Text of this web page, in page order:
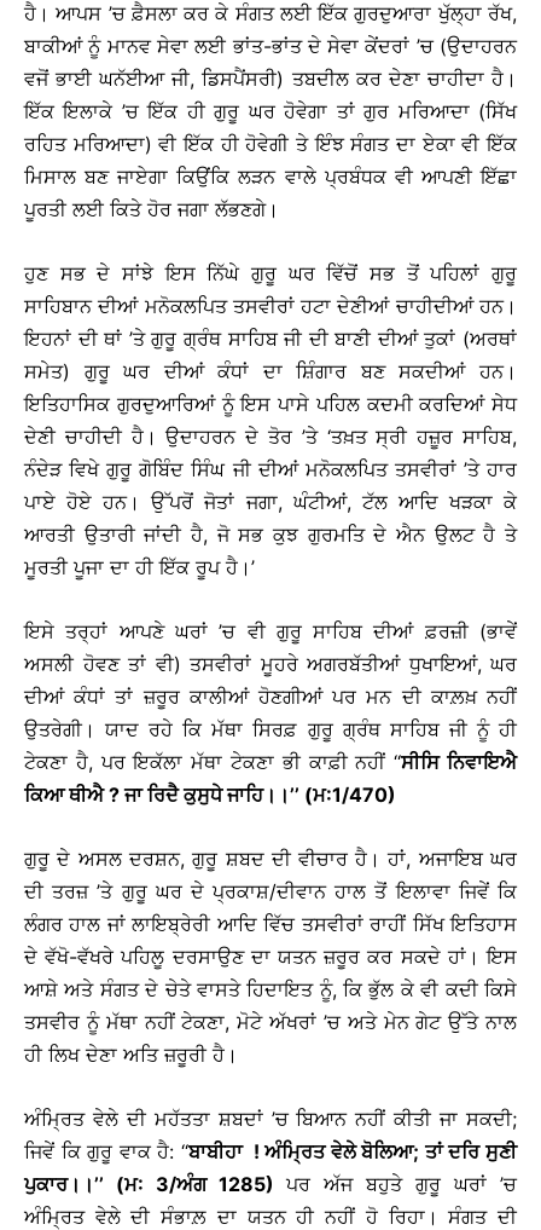
ਹੈ। ਆਪਸ ’ਚ ਫ਼ੈਸਲਾ ਕਰ ਕੇ ਸੰਗਤ ਲਈ ਇੱਕ ਗੁਰਦੁਆਰਾ ਖੁੱਲ੍ਹਾ ਰੱਖ,
ਬਾਕੀਆਂ ਨੂੰ ਮਾਨਵ ਸੇਵਾ ਲਈ ਭਾਂਤ-ਭਾਂਤ ਦੇ ਸੇਵਾ ਕੇਂਦਰਾਂ ’ਚ (ਉਦਾਹਰਨ
ਵਜੋਂ ਭਾਈ ਘਨੱਈਆ ਜੀ, ਡਿਸਪੈਂਸਰੀ) ਤਬਦੀਲ ਕਰ ਦੇਣਾ ਚਾਹੀਦਾ ਹੈ।
ਇੱਕ ਇਲਾਕੇ ’ਚ ਇੱਕ ਹੀ ਗੁਰੂ ਘਰ ਹੋਵੇਗਾ ਤਾਂ ਗੁਰ ਮਰਿਆਦਾ (ਸਿੱਖ
ਰਹਿਤ ਮਰਿਆਦਾ) ਵੀ ਇੱਕ ਹੀ ਹੋਵੇਗੀ ਤੇ ਇੰਝ ਸੰਗਤ ਦਾ ਏਕਾ ਵੀ ਇੱਕ
ਮਿਸਾਲ ਬਣ ਜਾਏਗਾ ਕਿਉਂਕਿ ਲੜਨ ਵਾਲੇ ਪ੍ਰਬੰਧਕ ਵੀ ਆਪਣੀ ਇੱਛਾ
ਪੂਰਤੀ ਲਈ ਕਿਤੇ ਹੋਰ ਜਗਾ ਲੱਭਣਗੇ।
ਹੁਣ ਸਭ ਦੇ ਸਾਂਝੇ ਇਸ ਨਿੱਘੇ ਗੁਰੂ ਘਰ ਵਿੱਚੋਂ ਸਭ ਤੋਂ ਪਹਿਲਾਂ ਗੁਰੂ
ਸਾਹਿਬਾਨ ਦੀਆਂ ਮਨੋਕਲਪਿਤ ਤਸਵੀਰਾਂ ਹਟਾ ਦੇਣੀਆਂ ਚਾਹੀਦੀਆਂ ਹਨ।
ਇਹਨਾਂ ਦੀ ਥਾਂ ’ਤੇ ਗੁਰੂ ਗ੍ਰੰਥ ਸਾਹਿਬ ਜੀ ਦੀ ਬਾਣੀ ਦੀਆਂ ਤੁਕਾਂ (ਅਰਥਾਂ
ਸਮੇਤ) ਗੁਰੂ ਘਰ ਦੀਆਂ ਕੰਧਾਂ ਦਾ ਸ਼ਿੰਗਾਰ ਬਣ ਸਕਦੀਆਂ ਹਨ।
ਇਤਿਹਾਸਿਕ ਗੁਰਦੁਆਰਿਆਂ ਨੂੰ ਇਸ ਪਾਸੇ ਪਹਿਲ ਕਦਮੀ ਕਰਦਿਆਂ ਸੇਧ
ਦੇਣੀ ਚਾਹੀਦੀ ਹੈ। ਉਦਾਹਰਨ ਦੇ ਤੋਰ ’ਤੇ ‘ਤਖ਼ਤ ਸ੍ਰੀ ਹਜ਼ੂਰ ਸਾਹਿਬ,
ਨੰਦੇੜ ਵਿਖੇ ਗੁਰੂ ਗੋਬਿੰਦ ਸਿੰਘ ਜੀ ਦੀਆਂ ਮਨੋਕਲਪਿਤ ਤਸਵੀਰਾਂ ’ਤੇ ਹਾਰ
ਪਾਏ ਹੋਏ ਹਨ। ਉੱਪਰੋਂ ਜੋਤਾਂ ਜਗਾ, ਘੰਟੀਆਂ, ਟੱਲ ਆਦਿ ਖੜਕਾ ਕੇ
ਆਰਤੀ ਉਤਾਰੀ ਜਾਂਦੀ ਹੈ, ਜੋ ਸਭ ਕੁਝ ਗੁਰਮਤਿ ਦੇ ਐਨ ਉਲਟ ਹੈ ਤੇ
ਮੂਰਤੀ ਪੂਜਾ ਦਾ ਹੀ ਇੱਕ ਰੂਪ ਹੈ।’
ਇਸੇ ਤਰ੍ਹਾਂ ਆਪਣੇ ਘਰਾਂ ’ਚ ਵੀ ਗੁਰੂ ਸਾਹਿਬ ਦੀਆਂ ਫ਼ਰਜ਼ੀ (ਭਾਵੇਂ
ਅਸਲੀ ਹੋਵਣ ਤਾਂ ਵੀ) ਤਸਵੀਰਾਂ ਮੂਹਰੇ ਅਗਰਬੱਤੀਆਂ ਧੁਖਾਇਆਂ, ਘਰ
ਦੀਆਂ ਕੰਧਾਂ ਤਾਂ ਜ਼ਰੂਰ ਕਾਲੀਆਂ ਹੋਣਗੀਆਂ ਪਰ ਮਨ ਦੀ ਕਾਲ਼ਖ਼ ਨਹੀਂ
ਉਤਰੇਗੀ। ਯਾਦ ਰਹੇ ਕਿ ਮੱਥਾ ਸਿਰਫ਼ ਗੁਰੂ ਗ੍ਰੰਥ ਸਾਹਿਬ ਜੀ ਨੂੰ ਹੀ
ਟੇਕਣਾ ਹੈ, ਪਰ ਇਕੱਲਾ ਮੱਥਾ ਟੇਕਣਾ ਭੀ ਕਾਫ਼ੀ ਨਹੀਂ ‘‘ਸੀਸਿ ਨਿਵਾਇਐ
ਕਿਆ ਥੀਐ ? ਜਾ ਰਿਦੈ ਕੁਸੁਧੇ ਜਾਹਿ।।’’ (ਮ:1/470)
ਗੁਰੂ ਦੇ ਅਸਲ ਦਰਸ਼ਨ, ਗੁਰੂ ਸ਼ਬਦ ਦੀ ਵੀਚਾਰ ਹੈ। ਹਾਂ, ਅਜਾਇਬ ਘਰ
ਦੀ ਤਰਜ਼ ’ਤੇ ਗੁਰੂ ਘਰ ਦੇ ਪ੍ਰਕਾਸ਼/ਦੀਵਾਨ ਹਾਲ ਤੋਂ ਇਲਾਵਾ ਜਿਵੇਂ ਕਿ
ਲੰਗਰ ਹਾਲ ਜਾਂ ਲਾਇਬ੍ਰੇਰੀ ਆਦਿ ਵਿੱਚ ਤਸਵੀਰਾਂ ਰਾਹੀਂ ਸਿੱਖ ਇਤਿਹਾਸ
ਦੇ ਵੱਖੋ-ਵੱਖਰੇ ਪਹਿਲੂ ਦਰਸਾਉਣ ਦਾ ਯਤਨ ਜ਼ਰੂਰ ਕਰ ਸਕਦੇ ਹਾਂ। ਇਸ
ਆਸ਼ੇ ਅਤੇ ਸੰਗਤ ਦੇ ਚੇਤੇ ਵਾਸਤੇ ਹਿਦਾਇਤ ਨੂੰ, ਕਿ ਭੁੱਲ ਕੇ ਵੀ ਕਦੀ ਕਿਸੇ
ਤਸਵੀਰ ਨੂੰ ਮੱਥਾ ਨਹੀਂ ਟੇਕਣਾ, ਮੋਟੇ ਅੱਖਰਾਂ ’ਚ ਅਤੇ ਮੇਨ ਗੇਟ ਉੱਤੇ ਨਾਲ
ਹੀ ਲਿਖ ਦੇਣਾ ਅਤਿ ਜ਼ਰੂਰੀ ਹੈ।
ਅੰਮ੍ਰਿਤ ਵੇਲੇ ਦੀ ਮਹੱਤਤਾ ਸ਼ਬਦਾਂ ’ਚ ਬਿਆਨ ਨਹੀਂ ਕੀਤੀ ਜਾ ਸਕਦੀ;
ਜਿਵੇਂ ਕਿ ਗੁਰੂ ਵਾਕ ਹੈ: ‘‘ਬਾਬੀਹਾ ! ਅੰਮ੍ਰਿਤ ਵੇਲੇ ਬੋਲਿਆ; ਤਾਂ ਦਰਿ ਸੁਣੀ
ਪੁਕਾਰ।।’’ (ਮ: 3/ਅੰਗ 1285)ਪਰ ਅੱਜ ਬਹੁਤੇ ਗੁਰੂ ਘਰਾਂ ’ਚ
ਅੰਮ੍ਰਿਤ ਵੇਲੇ ਦੀ ਸੰਭਾਲ਼ ਦਾ ਯਤਨ ਹੀ ਨਹੀਂ ਹੋ ਰਿਹਾ। ਸੰਗਤ ਦੀ